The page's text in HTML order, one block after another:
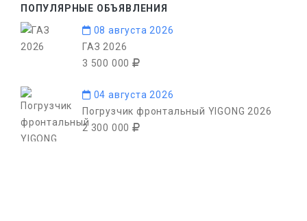
ПОПУЛЯРНЫЕ ОБЪЯВЛЕНИЯ
08 августа 2026
ГАЗ 2026
3 500 000
04 августа 2026
Погрузчик фронтальный YIGONG 2026
2 300 000